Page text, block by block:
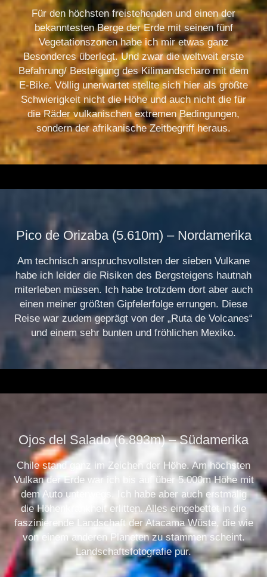
Für den höchsten freistehenden und einen der
bekanntesten Berge der Erde mit seinen fünf
Vegetationszonen habe ich mir etwas ganz
Besonderes überlegt. Und zwar die weltweit erste
Befahrung/ Besteigung des Kilimandscharo mit dem
E-Bike. Völlig unerwartet stellte sich hier als größte
Schwierigkeit nicht die Höhe und auch nicht die für
die Räder vulkanischen extremen Bedingungen,
sondern der afrikanische Zeitbegriff heraus.
Pico de Orizaba (5.610m) – Nordamerika
Am technisch anspruchsvollsten der sieben Vulkane
habe ich leider die Risiken des Bergsteigens hautnah
miterleben müssen. Ich habe trotzdem dort aber auch
einen meiner größten Gipfelerfolge errungen. Diese
Reise war zudem geprägt von der „Ruta de Volcanes“
und einem sehr bunten und fröhlichen Mexiko.
Ojos del Salado (6.893m) – Südamerika
Chile stand ganz im Zeichen der Höhe. Am höchsten
Vulkan der Erde war ich bis auf über 5.000m Höhe mit
dem Auto unterwegs. Ich habe aber auch erstmalig
die Höhenkrankheit erlitten. Alles eingebettet in die
faszinierende Landschaft der Atacama Wüste, die wie
von einem anderen Planeten zu stammen scheint.
Landschaftsfotografie pur.